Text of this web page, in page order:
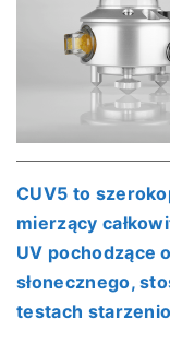
CUV5 to
mierzący
UV pochodzące
słonecznego,
testach